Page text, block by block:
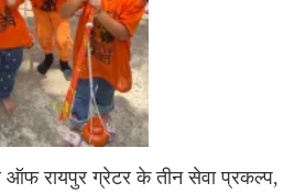
ऑफ रायपुर ग्रेटर के तीन सेवा प्रकल्प,